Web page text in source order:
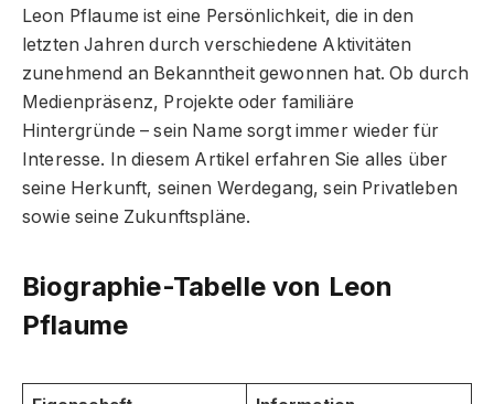
Leon Pflaume ist eine Persönlichkeit, die in den
letzten Jahren durch verschiedene Aktivitäten
zunehmend an Bekanntheit gewonnen hat. Ob durch
Medienpräsenz, Projekte oder familiäre
Hintergründe – sein Name sorgt immer wieder für
Interesse. In diesem Artikel erfahren Sie alles über
seine Herkunft, seinen Werdegang, sein Privatleben
sowie seine Zukunftspläne.
Biographie-Tabelle von Leon
Pflaume